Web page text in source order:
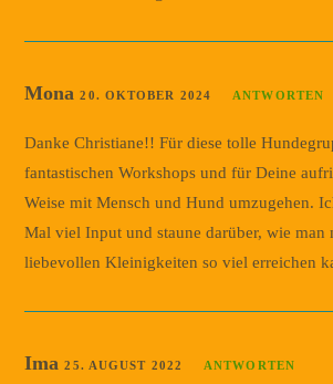
Mona20. OKTOBER 2024 ANTWORTEN
Danke Christiane!! Für diese tolle
fantastischen Workshops und für Deine
Weise mit Mensch und Hund umzugehen.
Mal viel Input und staune darüber, wie man
liebevollen Kleinigkeiten so viel erreichen
Ima25. AUGUST 2022 ANTWORTEN